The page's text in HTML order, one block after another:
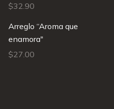
$32.90
Arreglo “Aroma que
enamora"
$27.00